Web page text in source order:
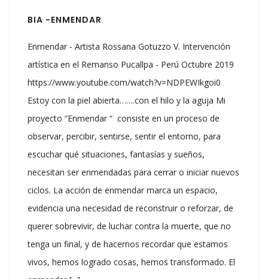
BIA -ENMENDAR
Enmendar - Artista Rossana Gotuzzo V. Intervención
artística en el Remanso Pucallpa - Perú Octubre 2019
https://www.youtube.com/watch?v=NDPEWIkgoi0
Estoy con la piel abierta…….con el hilo y la aguja Mi
proyecto “Enmendar “ consiste en un proceso de
observar, percibir, sentirse, sentir el entorno, para
escuchar qué situaciones, fantasías y sueños,
necesitan ser enmendadas para cerrar o iniciar nuevos
ciclos. La acción de enmendar marca un espacio,
evidencia una necesidad de reconstruir o reforzar, de
querer sobrevivir, de luchar contra la muerte, que no
tenga un final, y de hacernos recordar que estamos
vivos, hemos logrado cosas, hemos transformado. El